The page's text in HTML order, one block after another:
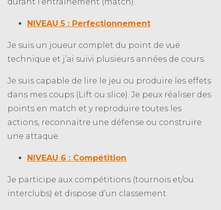
durant l’entrainement (match).
NIVEAU 5 : Perfectionnement
Je suis un joueur complet du point de vue
technique et j’ai suivi plusieurs années de cours.
Je suis capable de lire le jeu ou produire les effets
dans mes coups (Lift ou slice). Je peux réaliser des
points en match et y reproduire toutes les
actions, reconnaitre une défense ou construire
une attaque.
NIVEAU 6 : Compétition
Je participe aux compétitions (tournois et/ou
interclubs) et dispose d’un classement.